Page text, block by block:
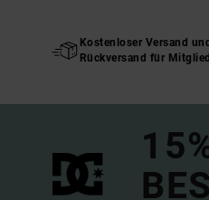
Kostenloser Versand und
Rückversand für